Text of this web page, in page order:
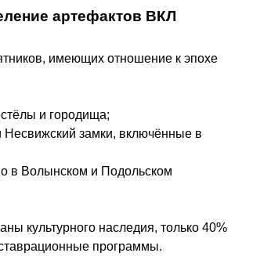
артефактов ВКЛ
имеющих отношение к эпохе
и городища;
замки, включённые в
в Волынском и Подольском
культурного наследия, только 40%
программы.